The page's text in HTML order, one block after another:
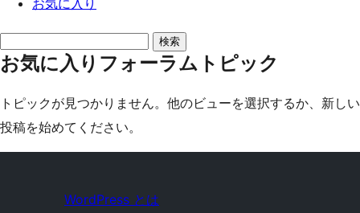
お気に入り
ピ
ク
を
お気に入りフォーラムトピック
トピックが見つかりません。他のビューを選択するか、新しい
投稿を始めてください。
WordPress とは